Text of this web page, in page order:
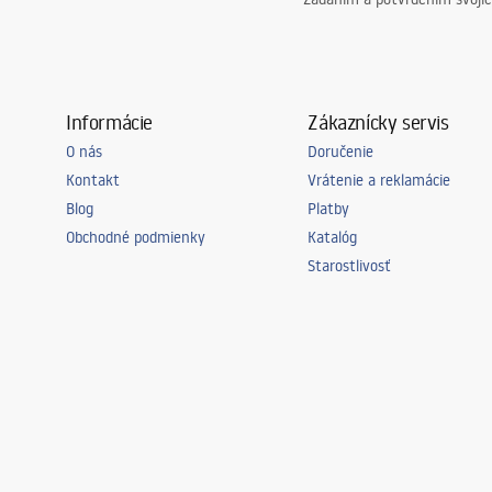
Informácie
O nás
Kontakt
Blog
Obchodné podmienky
Zákaznícky servis
Doručenie
Vrátenie a reklamácie
Platby
Katalóg
Starostlivosť